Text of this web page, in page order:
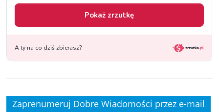
Zaprenumeruj Dobre Wiadomości przez e-mail